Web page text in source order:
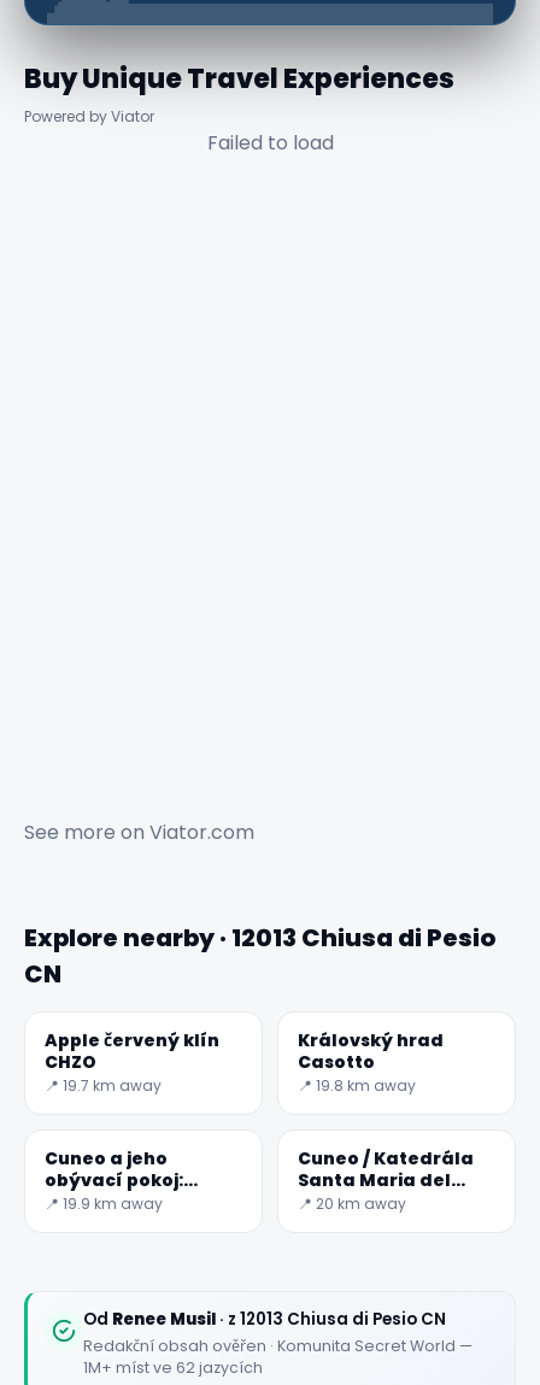
Buy Unique Travel Experiences
Powered by Viator
Failed to load
See more on Viator.com
Explore nearby · 12013 Chiusa di Pesio
CN
Apple červený klín
CHZO
📍 19.7 km away
Královský hrad
Casotto
📍 19.8 km away
Cuneo a jeho
obývací pokoj:
Piazza Galimberti
📍 19.9 km away
Cuneo / Katedrála
Santa Maria del
Bosco
📍 20 km away
Od Renee Musil · z 12013 Chiusa di Pesio CN
Redakční obsah ověřen · Komunita Secret World —
1M+ míst ve 62 jazycích